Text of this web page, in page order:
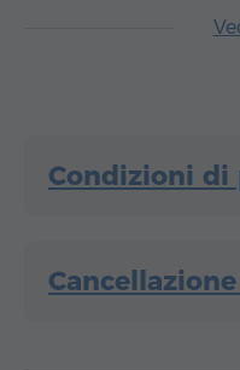
Condizioni di